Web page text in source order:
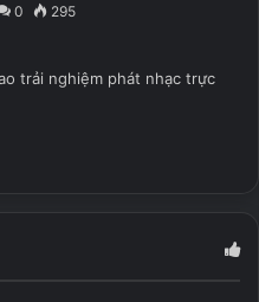
0 295
trải nghiệm phát nhạc trực